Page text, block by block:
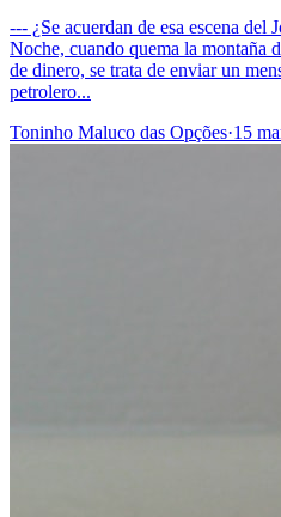
--- ¿Se acuerdan de esa escena del
Noche, cuando quema la montaña
de dinero, se trata de enviar un
petrolero...
Toninho Maluco das Opções·15